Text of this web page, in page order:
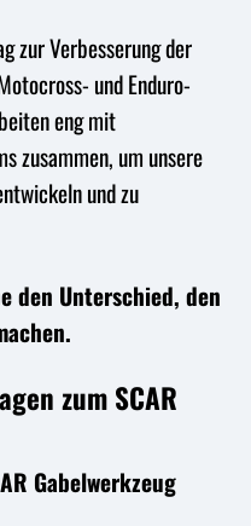
zur Verbesserung der
und Enduro-
eng mit
zusammen, um unsere
und zu
den Unterschied, den
zum SCAR
Gabelwerkzeug